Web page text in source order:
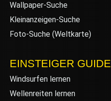
Wallpaper-Suche
Kleinanzeigen-Suche
Foto-Suche (Weltkarte)
EINSTEIGER GUIDE
Windsurfen lernen
Wellenreiten lernen